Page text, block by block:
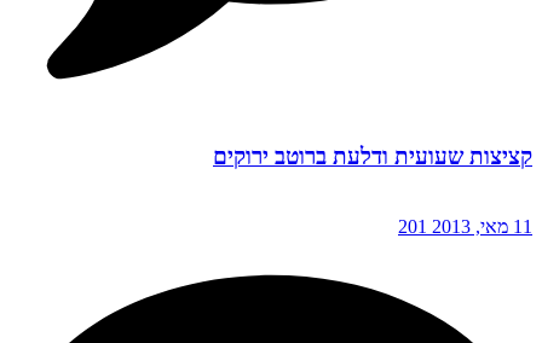
קציצות שעועית ודלעת ברוטב ירוקים
11 מאי, 2013 201